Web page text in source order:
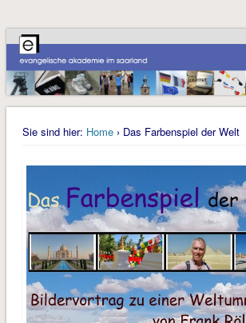
Sie sind hier: Home› Das Farbenspiel der Welt